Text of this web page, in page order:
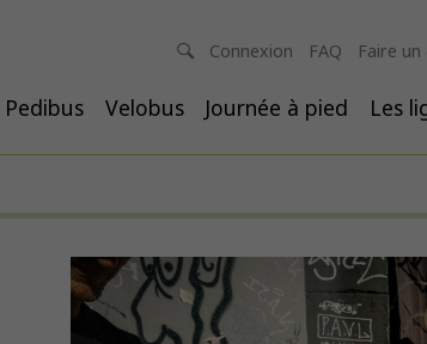
Connexion FAQ Faire
Pedibus Velobus Journée à pied Les